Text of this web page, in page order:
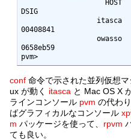
DSIG
00408841
0658eb59
pvm>
conf 命令で示された並列仮想
ux が動く itasca と Mac OS X
ラインコンソール pvm の代わ
ばグラフィカルなコンソール
m パッケージを使って、 rpvm
ても良い。